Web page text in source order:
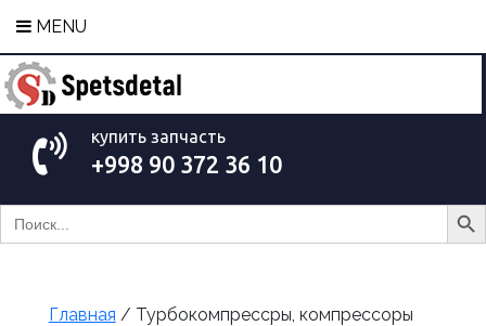
MENU
купить запчасть
+998 90 372 36 10
Search
for:
Search
Главная / Турбокомпрессры, компрессоры